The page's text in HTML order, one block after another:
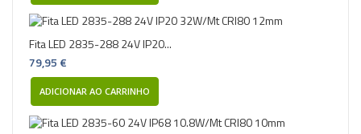
Fita LED 2835-288 24V IP20...
79,95 €
ADICIONAR AO CARRINHO